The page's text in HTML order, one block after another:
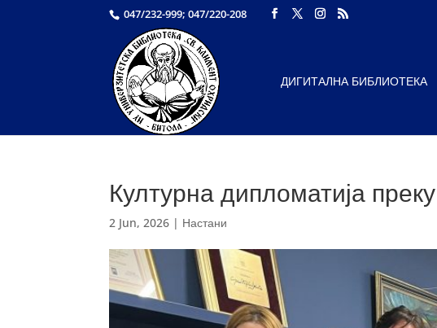
047/232-999; 047/220-208
ДИГИТАЛНА БИБЛИОТЕКА
Културна дипломатија
2 Jun, 2026 | Настани